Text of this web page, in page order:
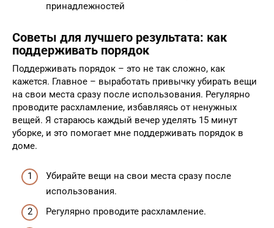
принадлежностей
Советы для лучшего результата: как
поддерживать порядок
Поддерживать порядок – это не так сложно, как
кажется. Главное – выработать привычку убирать вещи
на свои места сразу после использования. Регулярно
проводите расхламление, избавляясь от ненужных
вещей. Я стараюсь каждый вечер уделять 15 минут
уборке, и это помогает мне поддерживать порядок в
доме.
Убирайте вещи на свои места сразу после
использования.
Регулярно проводите расхламление.